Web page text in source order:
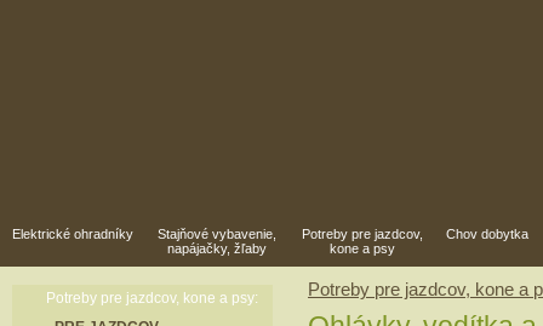
Elektrické ohradníky
Stajňové vybavenie,
napájačky, žľaby
Potreby pre jazdcov,
kone a psy
Chov dobytka
Potreby pre jazdcov, kone a psy:
Potreby pre jazdcov, kone a